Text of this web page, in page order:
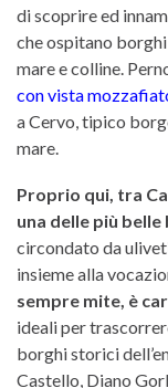
di scoprire ed
che ospitano
mare e colline.
con vista
a Cervo, tipico
mare.
Proprio qui, tra
una delle più belle
circondato da
insieme alla
sempre mite, è
ideali per
borghi storici
Castello, Diano